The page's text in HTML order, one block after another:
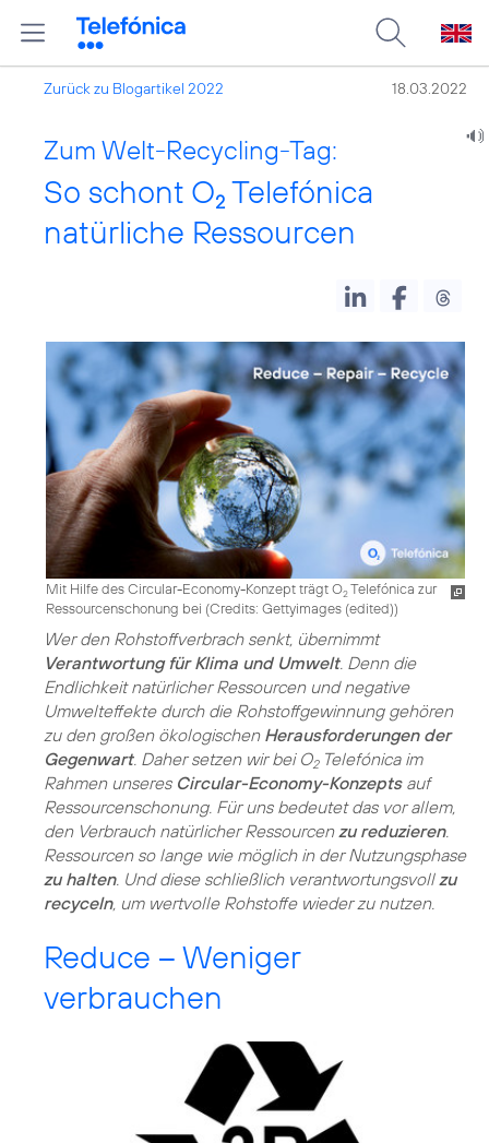
Zurück zu Blogartikel 2022 18.03.2022
Zum Welt-Recycling-Tag:
So schont O2 Telefónica
natürliche Ressourcen
Mit Hilfe des Circular-Economy-Konzept trägt O2Telefónica zur
Ressourcenschonung bei (Credits: Gettyimages (edited))
Wer den Rohstoffverbrach senkt, übernimmt
Verantwortung für Klima und Umwelt. Denn die
Endlichkeit natürlicher Ressourcen und negative
Umwelteffekte durch die Rohstoffgewinnung gehören
zu den großen ökologischen Herausforderungen der
Gegenwart. Daher setzen wir bei O2Telefónica im
Rahmen unseres Circular-Economy-Konzeptsauf
Ressourcenschonung. Für uns bedeutet das vor allem,
den Verbrauch natürlicher Ressourcen zu reduzieren.
Ressourcen so lange wie möglich in der Nutzungsphase
zu halten. Und diese schließlich verantwortungsvoll zu
recyceln, um wertvolle Rohstoffe wieder zu nutzen.
Reduce – Weniger
verbrauchen